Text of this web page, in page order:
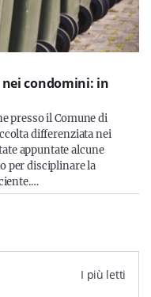
condomini: in
presso il Comune di
differenziata nei
appuntate alcune
per disciplinare la
I più letti